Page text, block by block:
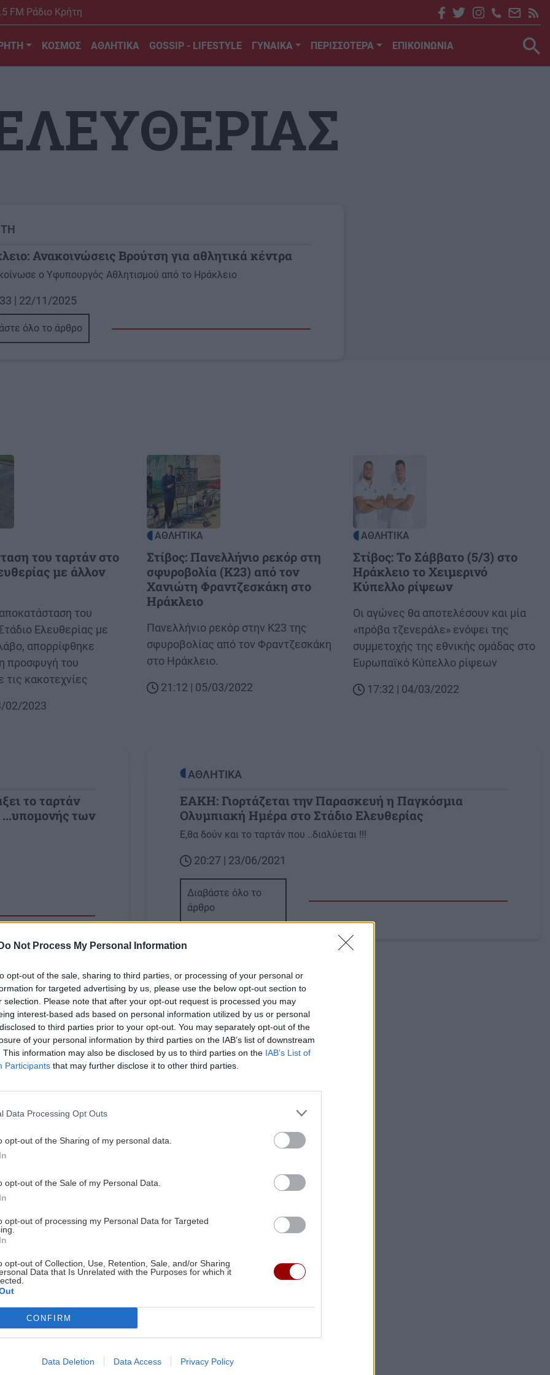
Do Not Process My Personal Information
opt-out of the sale, sharing to third parties, or processing of your personal or
for targeted advertising by us, please use the below opt-out section to
selection. Please note that after your opt-out request is processed you may
interest-based ads based on personal information utilized by us or personal
to third parties prior to your opt-out. You may separately opt-out of the
of your personal information by third parties on the IAB’s list of downstream
This information may also be disclosed by us to third parties on the IAB’s List of
Participants that may further disclose it to other third parties.
Data Processing Opt Outs
opt-out of the Sharing of my personal data.
opt-out of the Sale of my Personal Data.
opt-out of processing my Personal Data for Targeted
opt-out of Collection, Use, Retention, Sale, and/or Sharing
Data that Is Unrelated with the Purposes for which it
CONFIRM
Data Deletion Data Access Privacy Policy
FM Ράδιο Κρήτη
ΚΟΣΜΟΣ ΑΘΛΗΤΙΚΑ GOSSIP - LIFESTYLE ΓΥΝΑΙΚΑ ΠΕΡΙΣΣΟΤΕΡΑ ΕΠΙΚΟΙΝΩΝΙΑ
Ανακοινώσεις Βρούτση για αθλητικά κέντρα
ο Υφυπουργός Αθλητισμού από το Ηράκλειο
| 22/11/2025
όλο το άρθρο
του ταρτάν στο
με άλλον
του
Ελευθερίας με
απορρίφθηκε
προσφυγή του
τις κακοτεχνίες
02/2023
Image
ΑΘΛΗΤΙΚΑ
Στίβος: Πανελλήνιο ρεκόρ στη
σφυροβολία (Κ23) από τον
Χανιώτη Φραντζεσκάκη στο
Ηράκλειο
Body
Πανελλήνιο ρεκόρ στην Κ23 της
σφυροβολίας από τον Φραντζεσκάκη
στο Ηράκλειο.
21:12 | 05/03/2022
Image
ΑΘΛΗΤΙΚΑ
Στίβος: Το Σάββατο (5/3) στο
Ηράκλειο το Χειμερινό
Κύπελλο ρίψεων
Body
Οι αγώνες θα αποτελέσουν και μία
«πρόβα τζενεράλε» ενόψει της
συμμετοχής της εθνικής ομάδας στο
Ευρωπαϊκό Κύπελλο ρίψεων
17:32 | 04/03/2022
το ταρτάν
...υπομονής των
ΑΘΛΗΤΙΚΑ
ΕΑΚΗ: Γιορτάζεται την Παρασκευή η Παγκόσμια
Ολυμπιακή Ημέρα στο Στάδιο Ελευθερίας
Ε,θα δούν και το ταρτάν που ..διαλύεται !!!
20:27 | 23/06/2021
Διαβάστε όλο το
άρθρο
Οι επισκέψεις
η νέα πρόεδρος
05/2021
Image
ΑΘΛΗΤΙΚΑ
ασφάλεια στους αθλούμενους
Μέλη της Εθνικής
στο στάδιο
Image
καθημερινή άσκηση στους